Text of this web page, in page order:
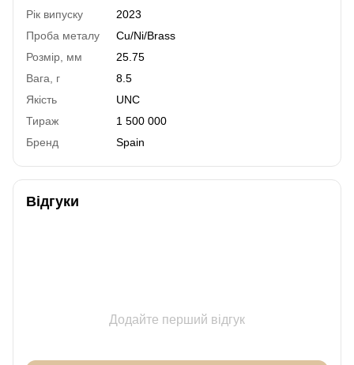
Рік випуску
2023
Проба металу
Cu/Ni/Brass
Розмір, мм
25.75
Вага, г
8.5
Якість
UNC
Тираж
1 500 000
Бренд
Spain
Відгуки
Додайте перший відгук